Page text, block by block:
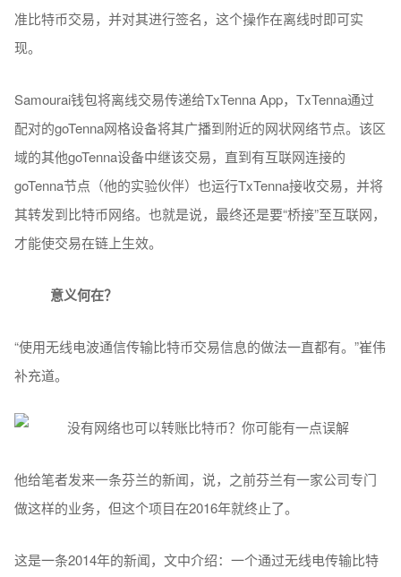
准比特币交易，并对其进行签名，这个操作在离线时即可实
现。
Samourai钱包将离线交易传递给TxTenna App，TxTenna通过
配对的goTenna网格设备将其广播到附近的网状网络节点。该区
域的其他goTenna设备中继该交易，直到有互联网连接的
goTenna节点（他的实验伙伴）也运行TxTenna接收交易，并将
其转发到比特币网络。也就是说，最终还是要“桥接”至互联网，
才能使交易在链上生效。
意义何在？
“使用无线电波通信传输比特币交易信息的做法一直都有。”崔伟
补充道。
他给笔者发来一条芬兰的新闻，说，之前芬兰有一家公司专门
做这样的业务，但这个项目在2016年就终止了。
这是一条2014年的新闻，文中介绍：一个通过无线电传输比特